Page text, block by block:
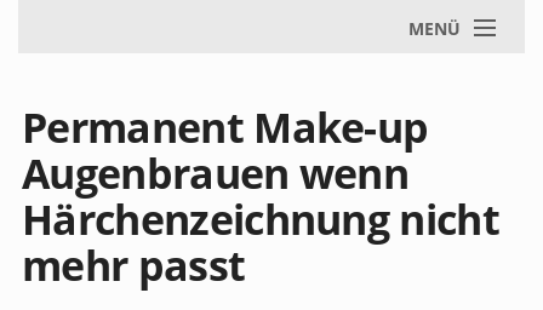
MENÜ
Permanent Make-up
Augenbrauen wenn
Härchenzeichnung nicht
mehr passt